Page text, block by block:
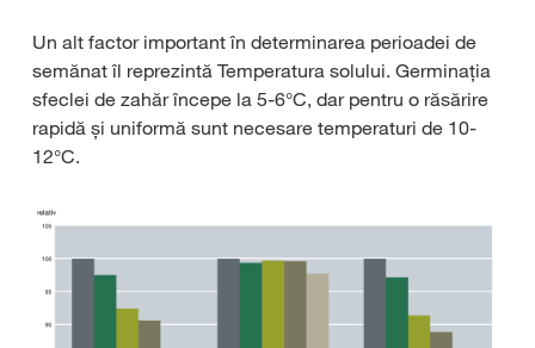
Un alt factor important în determinarea perioadei de
semănat îl reprezintă Temperatura solului. Germinația
sfeclei de zahăr începe la 5-6°C, dar pentru o răsărire
rapidă și uniformă sunt necesare temperaturi de 10-
12°C.